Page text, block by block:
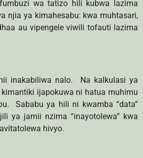
wa tatizo hili kubwa lazima
njia ya kimahesabu: kwa muhtasari,
au vipengele viwili tofauti lazima
inakabiliwa nalo. Na kalkulasi ya
ijapokuwa ni hatua muhimu
Sababu ya hili ni kwamba “data”
ya jamii nzima “inayotolewa” kwa
hivyo.